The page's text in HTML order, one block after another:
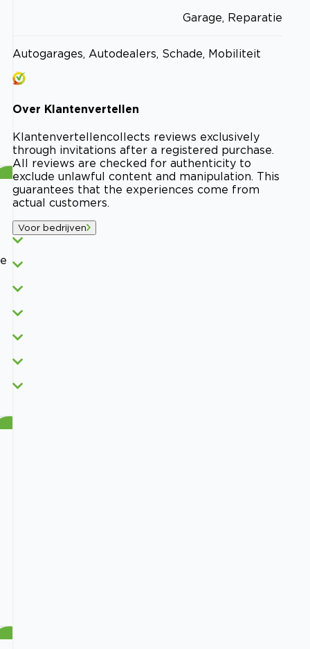
Garage, Reparatie
Autogarages, Autodealers, Schade, Mobiliteit
Over Klantenvertellen
Klantenvertellencollects reviews exclusively
through invitations after a registered purchase.
All reviews are checked for authenticity to
exclude unlawful content and manipulation. This
guarantees that the experiences come from
actual customers.
Voor bedrijven